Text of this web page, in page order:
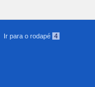
Ir para o rodapé 4